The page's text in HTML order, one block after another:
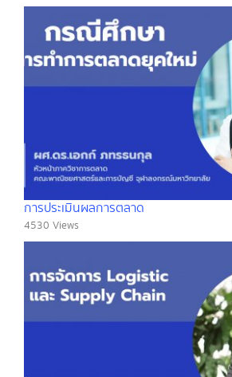
การประเมินผลการตลาด
4530 Views